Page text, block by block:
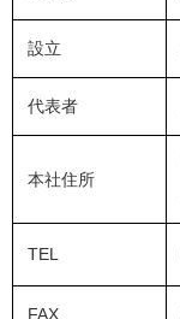
設立
代表者
本社住所
TEL
FAX